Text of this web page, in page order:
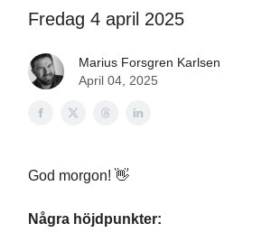
Fredag 4 april 2025
Marius Forsgren Karlsen
April 04, 2025
God morgon! 👋
Några höjdpunkter: